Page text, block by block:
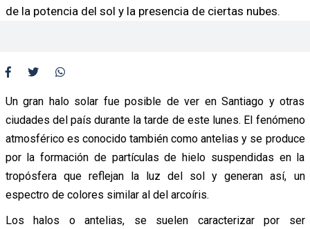
de la potencia del sol y la presencia de ciertas nubes.
Un gran halo solar fue posible de ver en Santiago y otras
ciudades del país durante la tarde de este lunes. El fenómeno
atmosférico es conocido también como antelias y se produce
por la formación de partículas de hielo suspendidas en la
tropósfera que reflejan la luz del sol y generan así, un
espectro de colores similar al del arcoíris.
Los halos o antelias, se suelen caracterizar por ser